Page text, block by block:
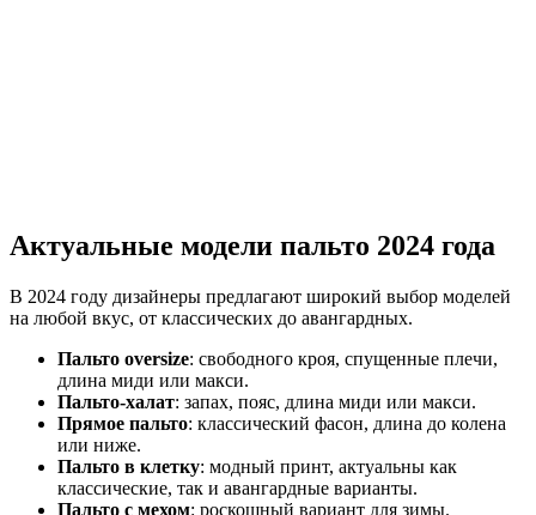
Актуальные модели пальто 2024 года
В 2024 году дизайнеры предлагают широкий выбор моделей
на любой вкус, от классических до авангардных.
Пальто oversize: свободного кроя, спущенные плечи,
длина миди или макси.
Пальто-халат: запах, пояс, длина миди или макси.
Прямое пальто: классический фасон, длина до колена
или ниже.
Пальто в клетку: модный принт, актуальны как
классические, так и авангардные варианты.
Пальто с мехом: роскошный вариант для зимы.